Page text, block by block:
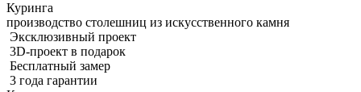
Куринга
производство столешниц из искусственного камня
Эксклюзивный проект
3D-проект в подарок
Бесплатный замер
3 года гарантии